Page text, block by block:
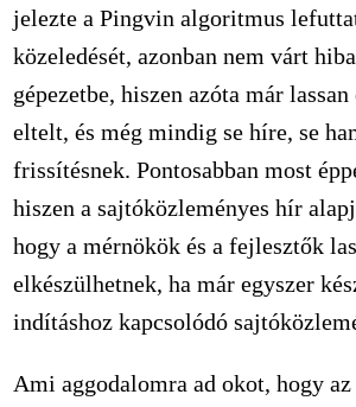
jelezte a Pingvin algoritmus
közeledését, azonban nem várt
gépezetbe, hiszen azóta már
eltelt, és még mindig se híre, se
frissítésnek. Pontosabban most
hiszen a sajtóközleményes hír
hogy a mérnökök és a fejlesztők
elkészülhetnek, ha már egyszer
indításhoz kapcsolódó
Ami aggodalomra ad okot, hogy